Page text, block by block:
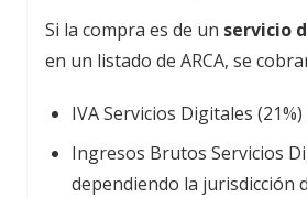
Si la compra es de un servicio
en un listado de ARCA, se
IVA Servicios Digitales (21%)
Ingresos Brutos Servicios
dependiendo la jurisdicción